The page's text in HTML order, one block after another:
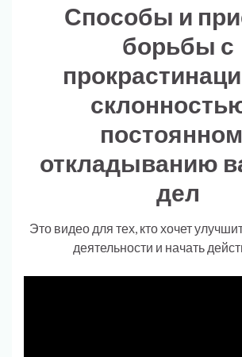
Способы и
борьбы с
откладыванию
дел
Это видео для тех, кто хочет
деятельности и начать